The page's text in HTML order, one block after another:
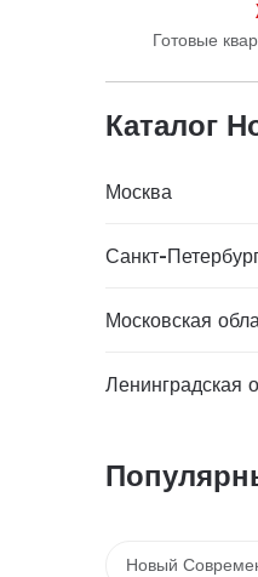
Готовые
Каталог
Москва
Санкт-
Московская
Ленинградская
Новый